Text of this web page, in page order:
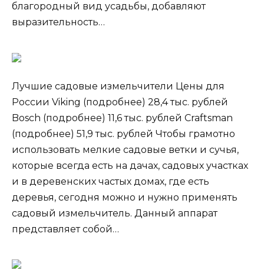
благородный вид усадьбы, добавляют
выразительность…
Лучшие садовые измельчители Цены для
России Viking (подробнее) 28,4 тыс. рублей
Bosch (подробнее) 11,6 тыс. рублей Craftsman
(подробнее) 51,9 тыс. рублей Чтобы грамотно
использовать мелкие садовые ветки и сучья,
которые всегда есть на дачах, садовых участках
и в деревенских частых домах, где есть
деревья, сегодня можно и нужно применять
садовый измельчитель. Данный аппарат
представляет собой…